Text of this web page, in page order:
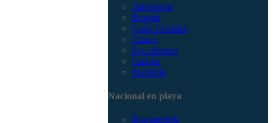
Amazonas
Bogotá
Caño Cristales
Chocó
Eje cafetero
Guajira
Medellín
Nacional en playa
Barranquilla